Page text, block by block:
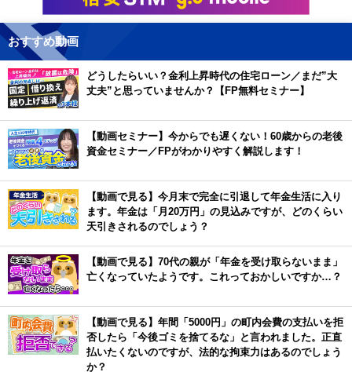
おすすめ動画
どうしたらいい？金利上昇時代の住宅ローン／まだ”大
丈夫”と思っていませんか？【FP無料セミナー】
【動画セミナー】今からでも遅くない！60歳からの老後
資金セミナー／FPがわかりやすく解説します！
【動画で見る】今月末で完全に引退して年金生活に入り
ます。年金は「月20万円」の見込みですが、どのくらい
天引きされるのでしょう？
【動画で見る】70代の親が「年金を受け取らないまま」
亡くなっていたようです。これっておかしいですか…？
【動画で見る】年間「5000円」の町内会費の支払いを拒
否したら「今後ゴミを捨てるな」と言われました。正直
払いたくないのですが、法的な拘束力はあるのでしょう
か？